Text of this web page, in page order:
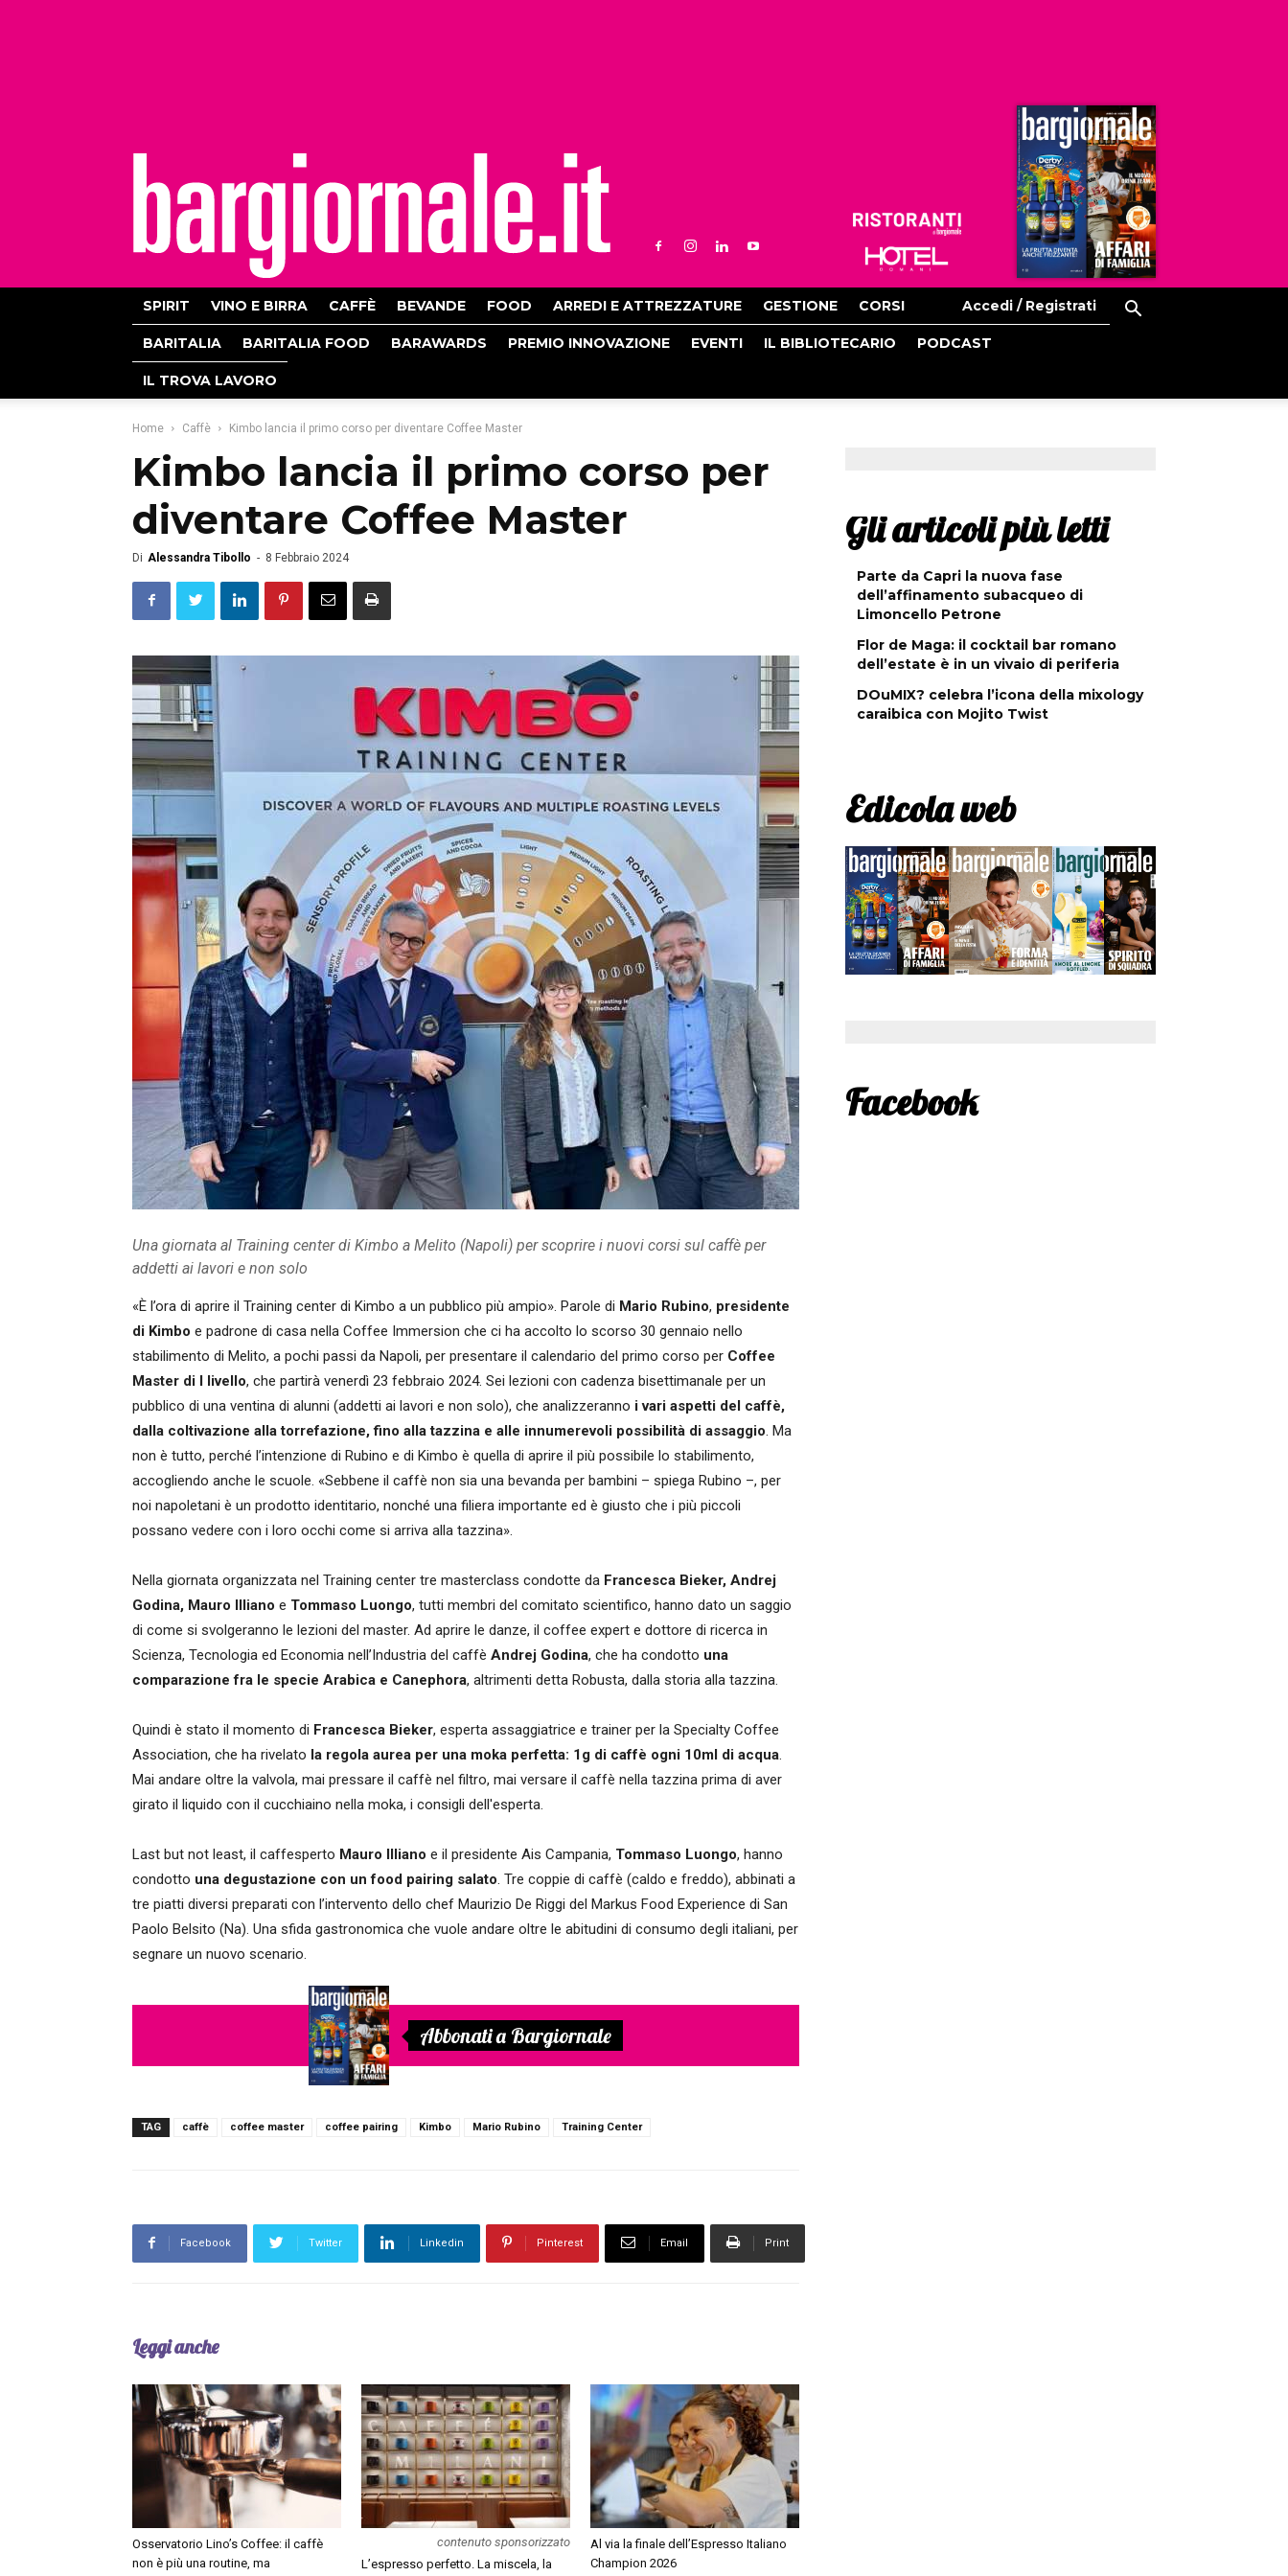
Ristoranti
Hoteldomani
SPIRIT VINO E BIRRA CAFFÈ BEVANDE FOOD ARREDI E ATTREZZATURE GESTIONE CORSI Accedi / Registrati
BARITALIA BARITALIA FOOD BARAWARDS PREMIO INNOVAZIONE EVENTI IL BIBLIOTECARIO PODCAST
IL TROVA LAVORO
Home Caffè Kimbo lancia il primo corso per diventare Coffee Master
Kimbo lancia il primo corso per
diventare Coffee Master
Di Alessandra Tibollo - 8 Febbraio 2024
Una giornata al Training center di Kimbo a Melito (Napoli) per scoprire i nuovi corsi sul caffè per
addetti ai lavori e non solo
«È l’ora di aprire il Training center di Kimbo a un pubblico più ampio». Parole di Mario Rubino, presidente
di Kimbo e padrone di casa nella Coffee Immersion che ci ha accolto lo scorso 30 gennaio nello
stabilimento di Melito, a pochi passi da Napoli, per presentare il calendario del primo corso per Coffee
Master di I livello, che partirà venerdì 23 febbraio 2024. Sei lezioni con cadenza bisettimanale per un
pubblico di una ventina di alunni (addetti ai lavori e non solo), che analizzeranno i vari aspetti del caffè,
dalla coltivazione alla torrefazione, fino alla tazzina e alle innumerevoli possibilità di assaggio. Ma
non è tutto, perché l’intenzione di Rubino e di Kimbo è quella di aprire il più possibile lo stabilimento,
accogliendo anche le scuole. «Sebbene il caffè non sia una bevanda per bambini – spiega Rubino –, per
noi napoletani è un prodotto identitario, nonché una filiera importante ed è giusto che i più piccoli
possano vedere con i loro occhi come si arriva alla tazzina».
Nella giornata organizzata nel Training center tre masterclass condotte da Francesca Bieker, Andrej
Godina, Mauro Illiano e Tommaso Luongo, tutti membri del comitato scientifico, hanno dato un saggio
di come si svolgeranno le lezioni del master. Ad aprire le danze, il coffee expert e dottore di ricerca in
Scienza, Tecnologia ed Economia nell’Industria del caffè Andrej Godina, che ha condotto una
comparazione fra le specie Arabica e Canephora, altrimenti detta Robusta, dalla storia alla tazzina.
Quindi è stato il momento di Francesca Bieker, esperta assaggiatrice e trainer per la Specialty Coffee
Association, che ha rivelato la regola aurea per una moka perfetta: 1g di caffè ogni 10ml di acqua.
Mai andare oltre la valvola, mai pressare il caffè nel filtro, mai versare il caffè nella tazzina prima di aver
girato il liquido con il cucchiaino nella moka, i consigli dell'esperta.
Last but not least, il caffesperto Mauro Illiano e il presidente Ais Campania, Tommaso Luongo, hanno
condotto una degustazione con un food pairing salato. Tre coppie di caffè (caldo e freddo), abbinati a
tre piatti diversi preparati con l’intervento dello chef Maurizio De Riggi del Markus Food Experience di San
Paolo Belsito (Na). Una sfida gastronomica che vuole andare oltre le abitudini di consumo degli italiani, per
segnare un nuovo scenario.
Abbonati a Bargiornale
TAG caffè coffee master coffee pairing Kimbo Mario Rubino Training Center
Facebook Twitter Linkedin Pinterest Email Print
Leggi anche
Osservatorio Lino’s Coffee: il caffè
non è più una routine, ma
contenuto sponsorizzato
L’espresso perfetto. La miscela, la
Al via la finale dell’Espresso Italiano
Champion 2026
Gli articoli più letti
Parte da Capri la nuova fase
dell’affinamento subacqueo di
Limoncello Petrone
Flor de Maga: il cocktail bar romano
dell’estate è in un vivaio di periferia
DOuMIX? celebra l’icona della mixology
caraibica con Mojito Twist
Edicola web
Facebook